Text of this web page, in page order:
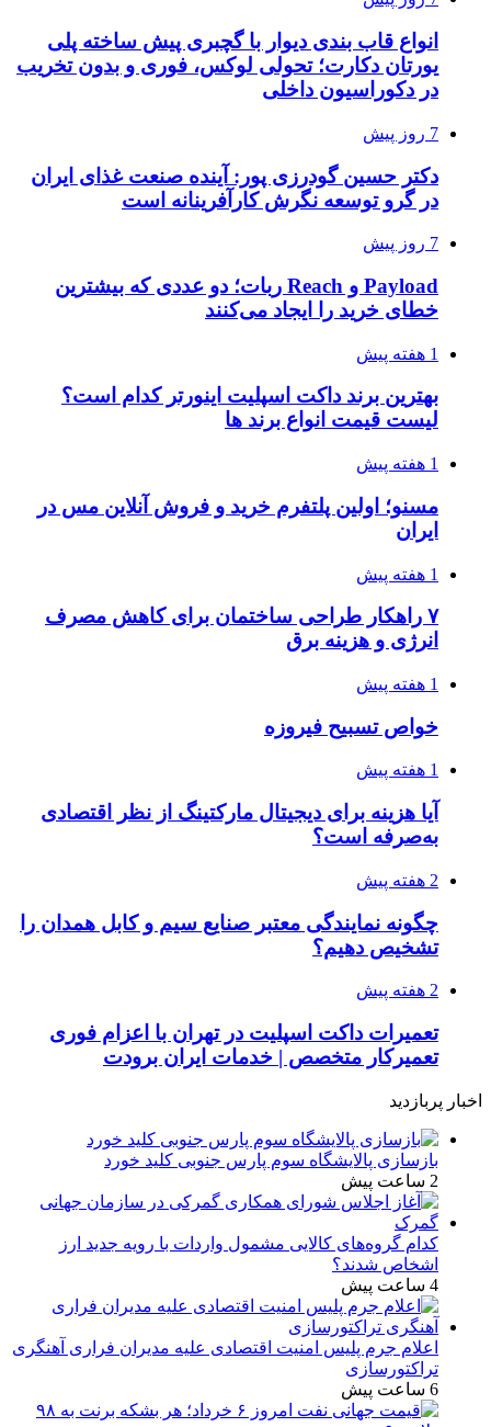
انواع قاب بندی دیوار با گچبری پیش ساخته پلی
یورتان دکارت؛ تحولی لوکس، فوری و بدون تخریب
در دکوراسیون داخلی
7 روز پیش
دکتر حسین گودرزی پور: آینده صنعت غذای ایران
در گرو توسعه نگرش کارآفرینانه است
7 روز پیش
Payload و Reach ربات؛ دو عددی که بیشترین
خطای خرید را ایجاد می‌کنند
1 هفته پیش
بهترین برند داکت اسپلیت اینورتر کدام است؟
لیست قیمت انواع برند ها
1 هفته پیش
مسنو؛ اولین پلتفرم خرید و فروش آنلاین مس در
ایران
1 هفته پیش
۷ راهکار طراحی ساختمان برای کاهش مصرف
انرژی و هزینه برق
1 هفته پیش
خواص تسبیح فیروزه
1 هفته پیش
آیا هزینه برای دیجیتال مارکتینگ از نظر اقتصادی
به‌صرفه است؟
2 هفته پیش
چگونه نمایندگی معتبر صنایع سیم و کابل همدان را
تشخیص دهیم؟
2 هفته پیش
تعمیرات داکت اسپلیت در تهران با اعزام فوری
تعمیرکار متخصص | خدمات ایران برودت
اخبار پربازدید
بازسازی پالایشگاه سوم پارس جنوبی کلید خورد
2 ساعت پیش
کدام گروه‌های کالایی مشمول واردات با رویه جدید ارز
اشخاص شدند؟
4 ساعت پیش
اعلام جرم پلیس امنیت اقتصادی علیه مدیران فراری آهنگری
تراکتورسازی
6 ساعت پیش